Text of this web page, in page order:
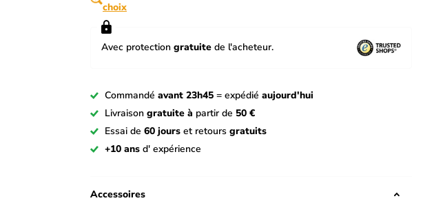
choix
Avec protection gratuite de l'acheteur.
Commandé avant 23h45 = expédié aujourd'hui
Livraison gratuite à partir de 50 €
Essai de 60 jours et retours gratuits
+10 ans d' expérience
Accessoires